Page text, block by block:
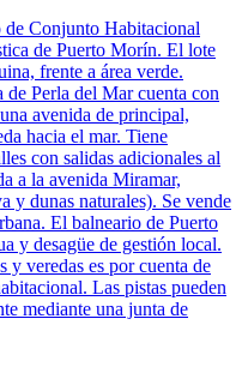
de Conjunto Habitacional
de Puerto Morín. El lote
frente a área verde.
Perla del Mar cuenta con
avenida de principal,
hacia el mar. Tiene
con salidas adicionales al
a la avenida Miramar,
y dunas naturales). Se vende
El balneario de Puerto
y desagüe de gestión local.
y veredas es por cuenta de
Las pistas pueden
mediante una junta de